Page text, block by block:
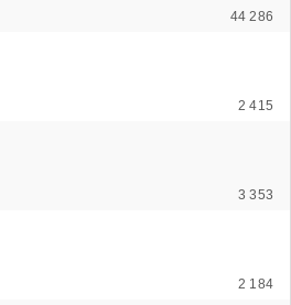
44 286
2 415
3 353
2 184